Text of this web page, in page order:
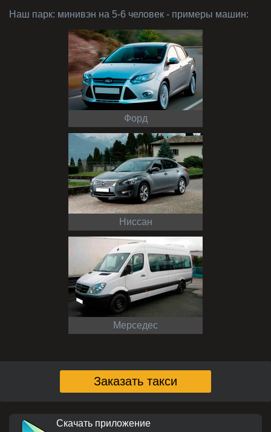
Наш парк: минивэн на 5-6 человек - примеры машин:
Форд
Ниссан
Мерседес
Заказать такси
Скачать приложение